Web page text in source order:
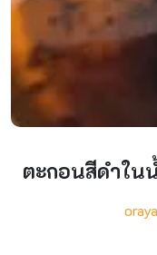
ตะกอนสีดำใน
oraya